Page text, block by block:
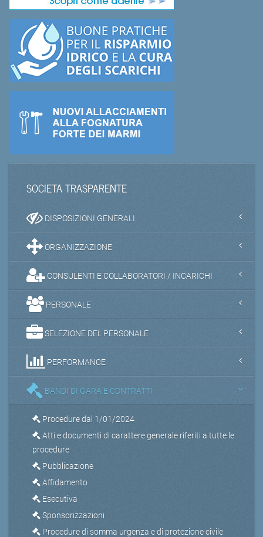
SOCIETA TRASPARENTE
DISPOSIZIONI GENERALI
ORGANIZZAZIONE
CONSULENTI E COLLABORATORI / INCARICHI
PERSONALE
SELEZIONE DEL PERSONALE
PERFORMANCE
BANDI DI GARA E CONTRATTI
Procedure dal 1/01/2024
Atti e documenti di carattere generale riferiti a tutte le
procedure
Pubblicazione
Affidamento
Esecutiva
Sponsorizzazioni
Procedure di somma urgenza e di protezione civile